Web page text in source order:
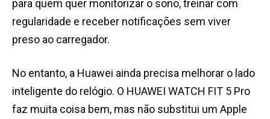
para quem quer monitorizar o sono, treinar com
regularidade e receber notificações sem viver
preso ao carregador.
No entanto, a Huawei ainda precisa melhorar o lado
inteligente do relógio. O HUAWEI WATCH FIT 5 Pro
faz muita coisa bem, mas não substitui um Apple